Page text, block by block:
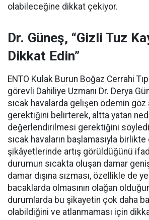
olabileceğine dikkat çekiyor.
Dr. Güneş, “Gizli Tuz
Dikkat Edin”
ENTO Kulak Burun Boğaz Cerrahi
görevli Dahiliye Uzmanı Dr. Derya
sıcak havalarda gelişen ödemin göz
gerektiğini belirterek, altta yatan
değerlendirilmesi gerektiğini
sıcak havaların başlamasıyla
şikâyetlerinde artış görüldüğünü
durumun sıcakta oluşan damar
damar dışına sızması, özellikle de
bacaklarda olmasının olağan
durumlarda bu şikayetin çok daha
olabildiğini ve atlanmaması için